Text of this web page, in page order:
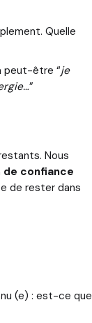
Quelle
peut-être “je
”
Nous
de confiance
de rester dans
(e) : est-ce que